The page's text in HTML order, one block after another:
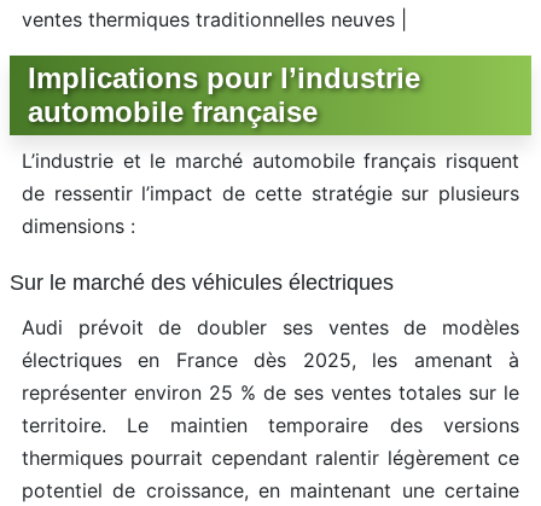
ventes thermiques traditionnelles neuves |
Implications pour l’industrie
automobile française
L’industrie et le marché automobile français risquent
de ressentir l’impact de cette stratégie sur plusieurs
dimensions :
Sur le marché des véhicules électriques
Audi prévoit de doubler ses ventes de modèles
électriques en France dès 2025, les amenant à
représenter environ 25 % de ses ventes totales sur le
territoire. Le maintien temporaire des versions
thermiques pourrait cependant ralentir légèrement ce
potentiel de croissance, en maintenant une certaine